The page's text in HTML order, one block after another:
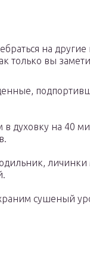
на
только вы
духовку на 40
сушеный